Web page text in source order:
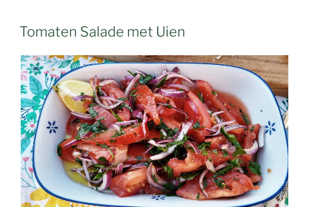
Tomaten Salade met Uien